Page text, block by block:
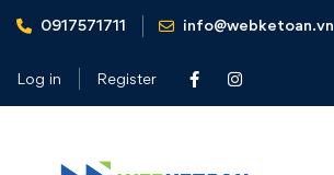
0917571711 info@webketoan.vn
Log in Register
Home
Tin tức - Sự kiện
Việt Nam